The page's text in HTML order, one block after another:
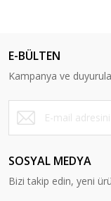
E-BÜLTEN
Kampanya ve
SOSYAL MEDYA
Bizi takip edin, yeni